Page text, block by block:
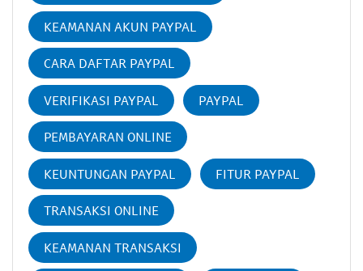
KEAMANAN AKUN PAYPAL
CARA DAFTAR PAYPAL
VERIFIKASI PAYPAL PAYPAL
PEMBAYARAN ONLINE
KEUNTUNGAN PAYPAL FITUR PAYPAL
TRANSAKSI ONLINE
KEAMANAN TRANSAKSI